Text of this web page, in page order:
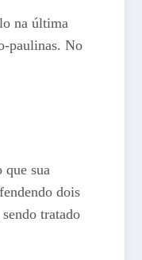
na última
paulinas. No
sua
dois
tratado